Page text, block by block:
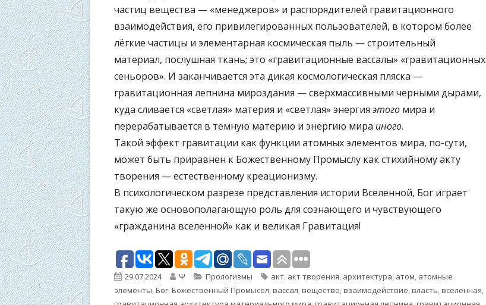
частиц вещества — «менеджеров» и распорядителей гравитационного
взаимодействия, его привилегированных пользователей, в котором более
лёгкие частицы и элементарная космическая пыль — строительный
материал, послушная ткань; это «гравитационные вассалы» «гравитационных
сеньоров». И заканчивается эта дикая космологическая пляска —
гравитационная лепнина мироздания — сверхмассивными черными дырами,
куда сливается «светлая» материя и «светлая» энергия этого мира и
перерабатывается в темную материю и энергию мира иного.
Такой эффект гравитации как функции атомных элементов мира, по-сути,
может быть приравнен к Божественному Промыслу как стихийному акту
творения — естественному креационизму.
В психологическом разрезе представления истории Вселенной, Бог играет
такую же основополагающую роль для сознающего и чувствующего
«гражданина вселенной» как и великая Гравитация!
Опубликовано
29.07.2024 Автор
Ψ Рубрики
Прологизмы Метки
акт, акт творения, архитектура, атом, атомные
элементы,Бог,Божественный Промысел,вассал,вещество,взаимодействие,власть,вселенная,